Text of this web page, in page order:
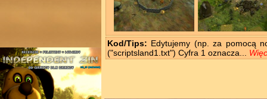
Kod/Tips: Edytujemy (np. za pomocą
("scriptsland1.txt") Cyfra 1 oznacza...